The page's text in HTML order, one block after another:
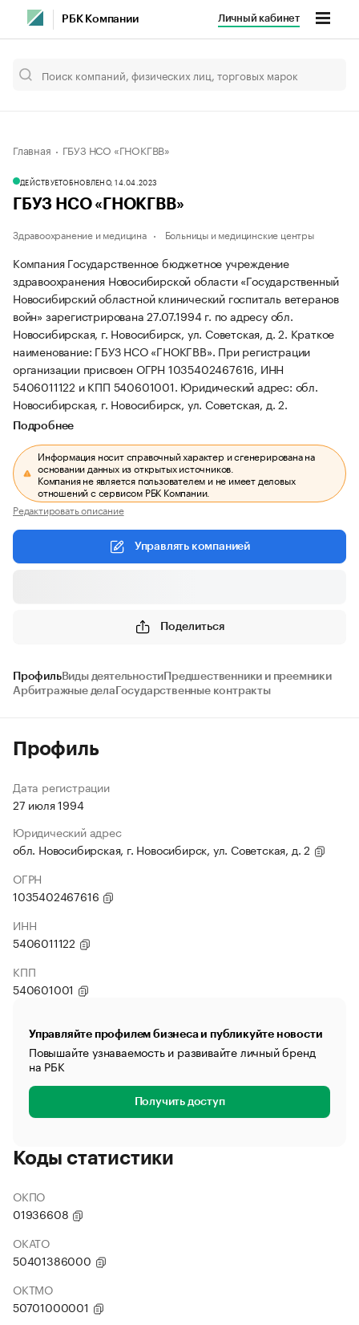
РБК Компании Личный кабинет
Главная ГБУЗ НСО «ГНОКГВВ»
ДЕЙСТВУЕТОБНОВЛЕНО, 14.04.2023
ГБУЗ НСО «ГНОКГВВ»
Здравоохранение и медицина Больницы и медицинские центры
Компания Государственное бюджетное учреждение
здравоохранения Новосибирской области «Государственный
Новосибирский областной клинический госпиталь ветеранов
войн» зарегистрирована 27.07.1994 г. по адресу обл.
Новосибирская, г. Новосибирск, ул. Советская, д. 2. Краткое
наименование: ГБУЗ НСО «ГНОКГВВ». При регистрации
организации присвоен ОГРН 1035402467616, ИНН
5406011122 и КПП 540601001. Юридический адрес: обл.
Новосибирская, г. Новосибирск, ул. Советская, д. 2.
Подробнее
Информация носит справочный характер и сгенерирована на
основании данных из открытых источников.
Компания не является пользователем и не имеет деловых
отношений с сервисом РБК Компании.
Редактировать описание
Управлять компанией
Поделиться
ПрофильВиды деятельности Предшественники и преемники
Арбитражные дела Государственные контракты
Профиль
Дата регистрации
27 июля 1994
Юридический адрес
обл. Новосибирская, г. Новосибирск, ул. Советская, д. 2
ОГРН
1035402467616
ИНН
5406011122
КПП
540601001
Управляйте профилем бизнеса и публикуйте новости
Повышайте узнаваемость и развивайте личный бренд
на РБК
Получить доступ
Коды статистики
ОКПО
01936608
ОКАТО
50401386000
ОКТМО
50701000001